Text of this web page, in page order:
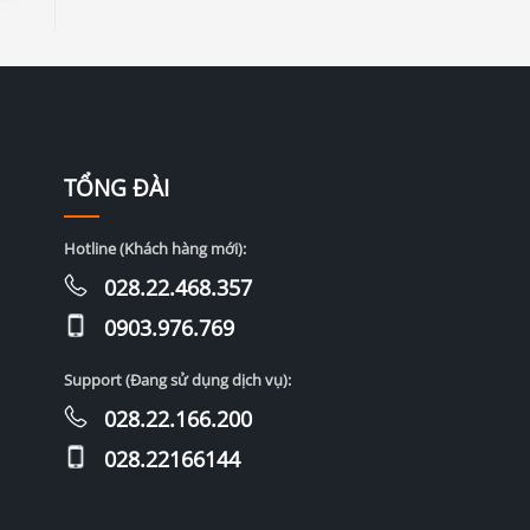
TỔNG ĐÀI
Hotline (Khách hàng mới):
028.22.468.357
0903.976.769
Support (Đang sử dụng dịch vụ):
028.22.166.200
028.22166144